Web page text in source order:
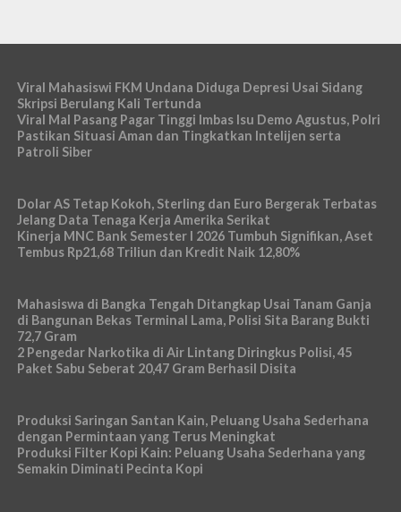
Viral Mahasiswi FKM Undana Diduga Depresi Usai Sidang
Skripsi Berulang Kali Tertunda
Viral Mal Pasang Pagar Tinggi Imbas Isu Demo Agustus, Polri
Pastikan Situasi Aman dan Tingkatkan Intelijen serta
Patroli Siber
Dolar AS Tetap Kokoh, Sterling dan Euro Bergerak Terbatas
Jelang Data Tenaga Kerja Amerika Serikat
Kinerja MNC Bank Semester I 2026 Tumbuh Signifikan, Aset
Tembus Rp21,68 Triliun dan Kredit Naik 12,80%
Mahasiswa di Bangka Tengah Ditangkap Usai Tanam Ganja
di Bangunan Bekas Terminal Lama, Polisi Sita Barang Bukti
72,7 Gram
2 Pengedar Narkotika di Air Lintang Diringkus Polisi, 45
Paket Sabu Seberat 20,47 Gram Berhasil Disita
Produksi Saringan Santan Kain, Peluang Usaha Sederhana
dengan Permintaan yang Terus Meningkat
Produksi Filter Kopi Kain: Peluang Usaha Sederhana yang
Semakin Diminati Pecinta Kopi